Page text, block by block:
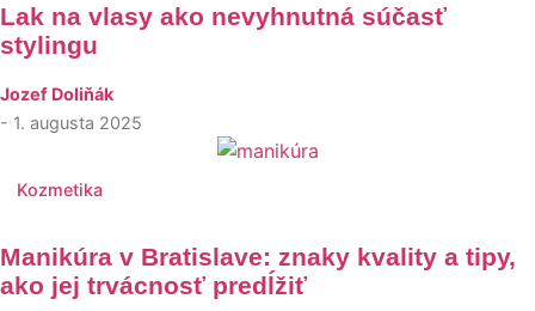
Lak na vlasy ako nevyhnutná súčasť
stylingu
Jozef Doliňák
- 1. augusta 2025
Kozmetika
Manikúra v Bratislave: znaky kvality a tipy,
ako jej trvácnosť predĺžiť